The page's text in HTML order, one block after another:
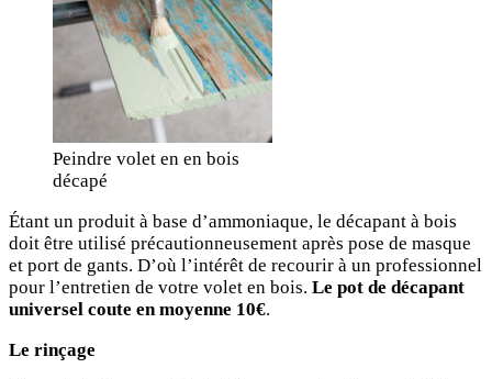
Peindre volet en en bois
décapé
Étant un produit à base d’ammoniaque, le décapant à bois
doit être utilisé précautionneusement après pose de masque
et port de gants. D’où l’intérêt de recourir à un professionnel
pour l’entretien de votre volet en bois. Le pot de décapant
universel coute en moyenne 10€.
Le rinçage